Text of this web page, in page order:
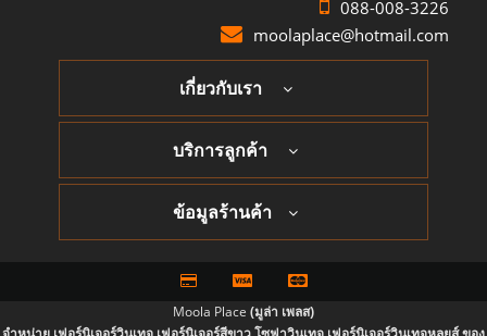
088-008-3226
moolaplace@hotmail.com
เกี่ยวกับเรา
บริการลูกค้า
ข้อมูลร้านค้า
Moola Place (มูล่า เพลส)